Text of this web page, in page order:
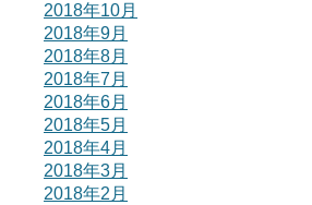
2018年10月
2018年9月
2018年8月
2018年7月
2018年6月
2018年5月
2018年4月
2018年3月
2018年2月